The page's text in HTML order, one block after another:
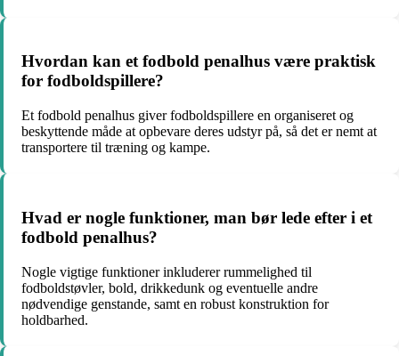
Hvordan kan et fodbold penalhus være praktisk
for fodboldspillere?
Et fodbold penalhus giver fodboldspillere en organiseret og
beskyttende måde at opbevare deres udstyr på, så det er nemt at
transportere til træning og kampe.
Hvad er nogle funktioner, man bør lede efter i et
fodbold penalhus?
Nogle vigtige funktioner inkluderer rummelighed til
fodboldstøvler, bold, drikkedunk og eventuelle andre
nødvendige genstande, samt en robust konstruktion for
holdbarhed.